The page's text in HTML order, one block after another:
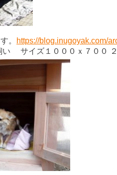
。
https://blog.inugoyak.com/
サイズ１０００ｘ７００